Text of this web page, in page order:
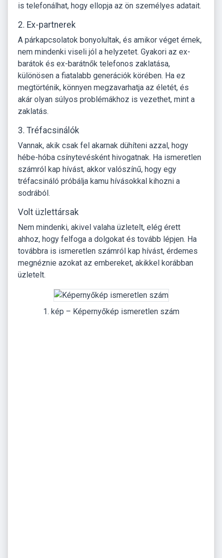
is telefonálhat, hogy ellopja az ön személyes adatait.
2. Ex-partnerek
A párkapcsolatok bonyolultak, és amikor véget érnek,
nem mindenki viseli jól a helyzetet. Gyakori az ex-
barátok és ex-barátnők telefonos zaklatása,
különösen a fiatalabb generációk körében. Ha ez
megtörténik, könnyen megzavarhatja az életét, és
akár olyan súlyos problémákhoz is vezethet, mint a
zaklatás.
3. Tréfacsinálók
Vannak, akik csak fel akarnak dühíteni azzal, hogy
hébe-hóba csínytevésként hivogatnak. Ha ismeretlen
számról kap hívást, akkor valószínű, hogy egy
tréfacsináló próbálja kamu hívásokkal kihozni a
sodrából.
Volt üzlettársak
Nem mindenki, akivel valaha üzletelt, elég érett
ahhoz, hogy felfoga a dolgokat és tovább lépjen. Ha
továbbra is ismeretlen számról kap hívást, érdemes
megnéznie azokat az embereket, akikkel korábban
üzletelt.
1. kép – Képernyőkép ismeretlen szám